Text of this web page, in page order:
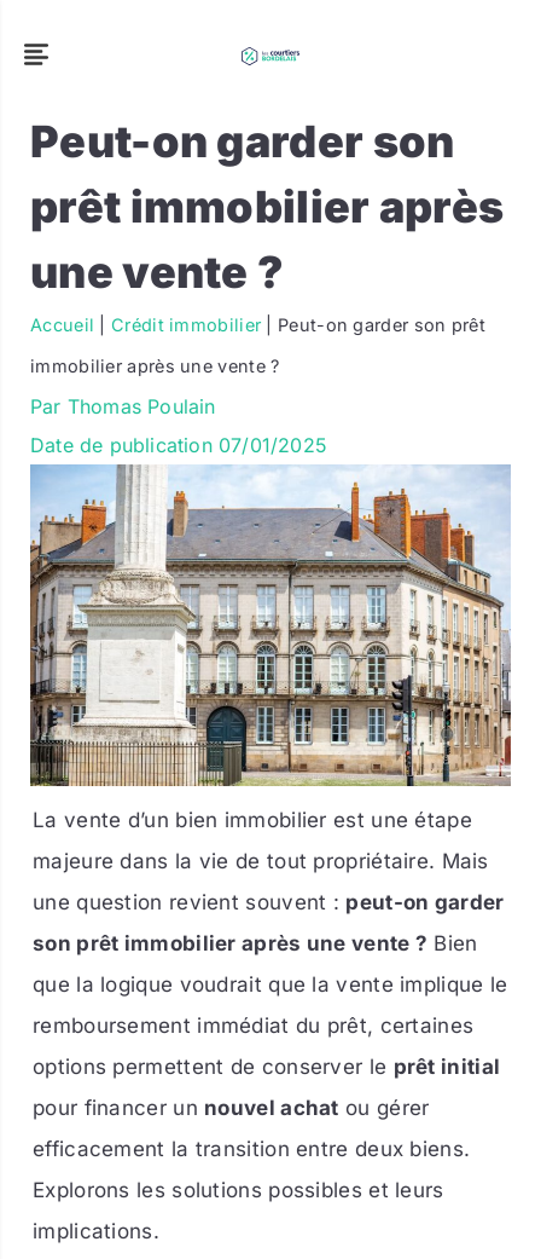
Peut-on garder son
prêt immobilier après
une vente ?
Accueil |Crédit immobilier| Peut-on garder son prêt
immobilier après une vente ?
Par Thomas Poulain
Date de publication 07/01/2025
La vente d’un bien immobilier est une étape
majeure dans la vie de tout propriétaire. Mais
une question revient souvent : peut-on garder
son prêt immobilier après une vente ? Bien
que la logique voudrait que la vente implique le
remboursement immédiat du prêt, certaines
options permettent de conserver le prêt initial
pour financer un nouvel achat ou gérer
efficacement la transition entre deux biens.
Explorons les solutions possibles et leurs
implications.